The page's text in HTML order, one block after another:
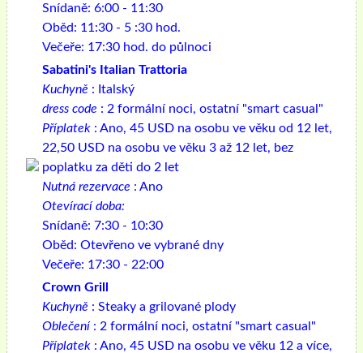
Snídaně: 6:00 - 11:30
Oběd: 11:30 - 5 :30 hod.
Večeře: 17:30 hod. do půlnoci
Sabatini's Italian Trattoria
Kuchyně : Italský
dress code : 2 formální noci, ostatní "smart casual"
Příplatek : Ano, 45 USD na osobu ve věku od 12 let,
22,50 USD na osobu ve věku 3 až 12 let, bez
poplatku za děti do 2 let
Nutná rezervace : Ano
Otevírací doba:
Snídaně: 7:30 - 10:30
Oběd: Otevřeno ve vybrané dny
Večeře: 17:30 - 22:00
Crown Grill
Kuchyně : Steaky a grilované plody
Oblečení: 2 formální noci, ostatní "smart casual"
Příplatek : Ano, 45 USD na osobu ve věku 12 a více,